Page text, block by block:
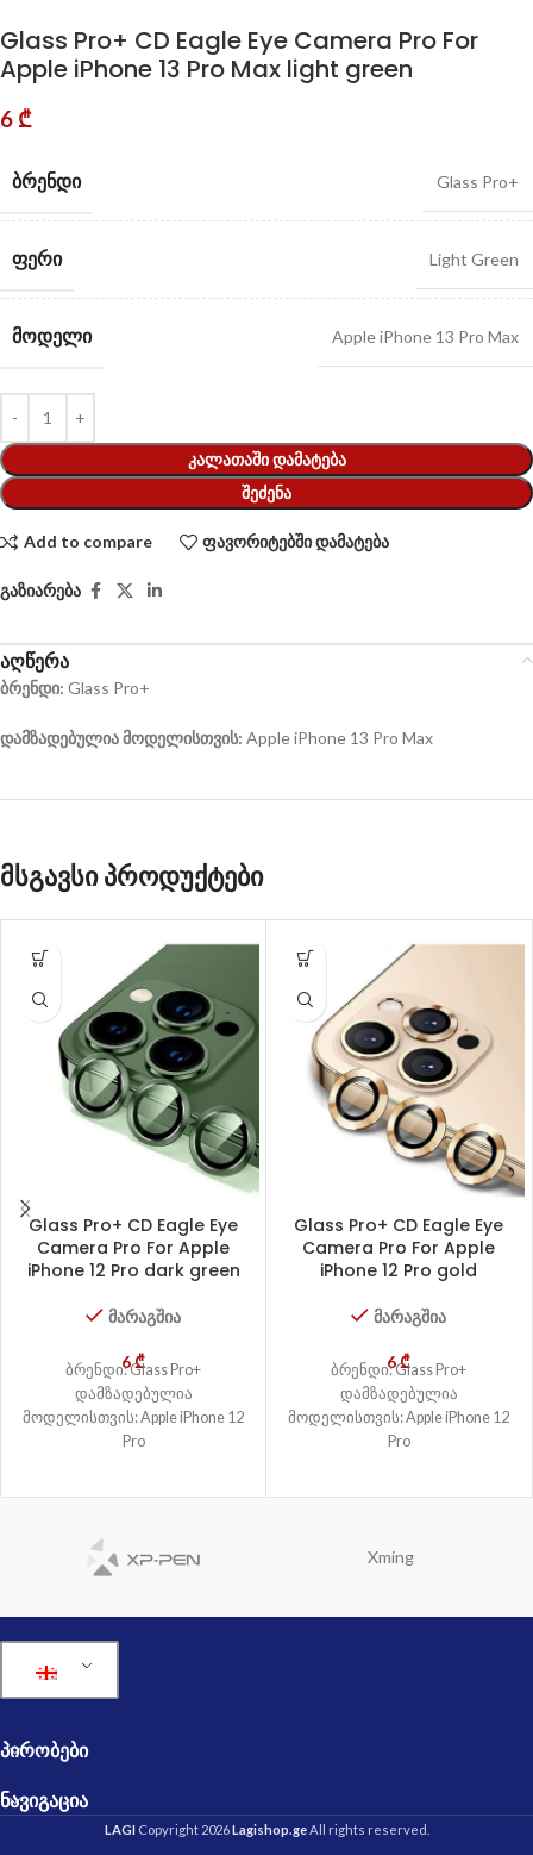
Glass Pro+ CD Eagle Eye Camera Pro For
Apple iPhone 13 Pro Max light green
6 ₾
ᲑᲠᲔᲜᲓᲘ Glass Pro+
ᲤᲔᲠᲘ Light Green
ᲛᲝᲓᲔᲚᲘ Apple iPhone 13 Pro Max
ᲙᲐᲚᲐᲗᲐᲨᲘ ᲓᲐᲛᲐᲢᲔᲑᲐ
ᲨᲔᲫᲔᲜᲐ
Add to compare ფავორიტებში დამატება
გაზიარება
აღწერა
ბრენდი: Glass Pro+
დამზადებულია მოდელისთვის: Apple iPhone 13 Pro Max
მსგავსი პროდუქტები
Glass Pro+ CD Eagle Eye
Camera Pro For Apple
iPhone 12 Pro dark green
მარაგშია
6₾
ბრენდი: Glass Pro+
დამზადებულია
მოდელისთვის: Apple iPhone 12
Pro
Glass Pro+ CD Eagle Eye
Camera Pro For Apple
iPhone 12 Pro gold
მარაგშია
6₾
ბრენდი: Glass Pro+
დამზადებულია
მოდელისთვის: Apple iPhone 12
Pro
Xming
ᲞᲘᲠᲝᲑᲔᲑᲘ
ᲜᲐᲕᲘᲒᲐᲪᲘᲐ
LAGI Copyright 2026Lagishop.geAll rights reserved.